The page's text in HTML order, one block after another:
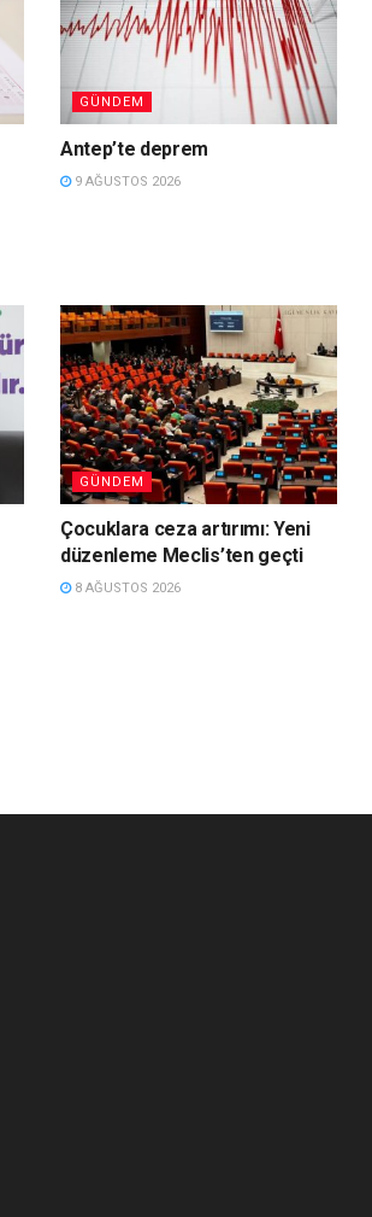
GÜNDEM
Antep’te deprem
9 AĞUSTOS 2026
GÜNDEM
Çocuklara ceza artırımı: Yeni
düzenleme Meclis’ten geçti
8 AĞUSTOS 2026